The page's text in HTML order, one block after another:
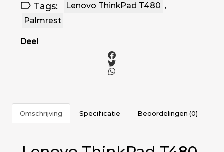
Tags: Lenovo ThinkPad T480 ,
Palmrest
Deel
Omschrijving Specificatie Beoordelingen (0)